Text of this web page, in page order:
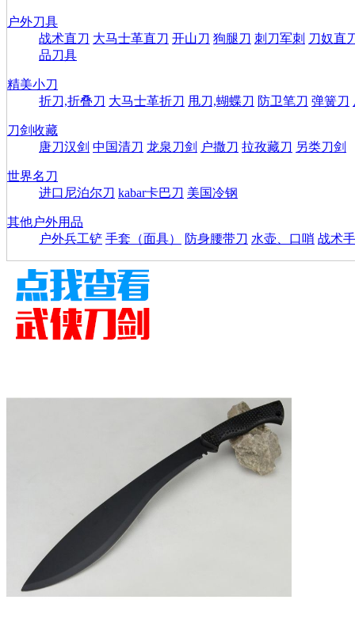
户外刀具
战术直刀 大马士革直刀 开山刀 狗腿刀 刺刀军刺 刀奴直
品刀具
精美小刀
折刀,折叠刀 大马士革折刀 甩刀,蝴蝶刀 防卫笔刀 弹簧刀
刀剑收藏
唐刀汉剑 中国清刀 龙泉刀剑 户撒刀 拉孜藏刀 另类刀剑
世界名刀
进口尼泊尔刀 kabar卡巴刀 美国冷钢
其他户外用品
户外兵工铲 手套（面具） 防身腰带刀 水壶、口哨 战术